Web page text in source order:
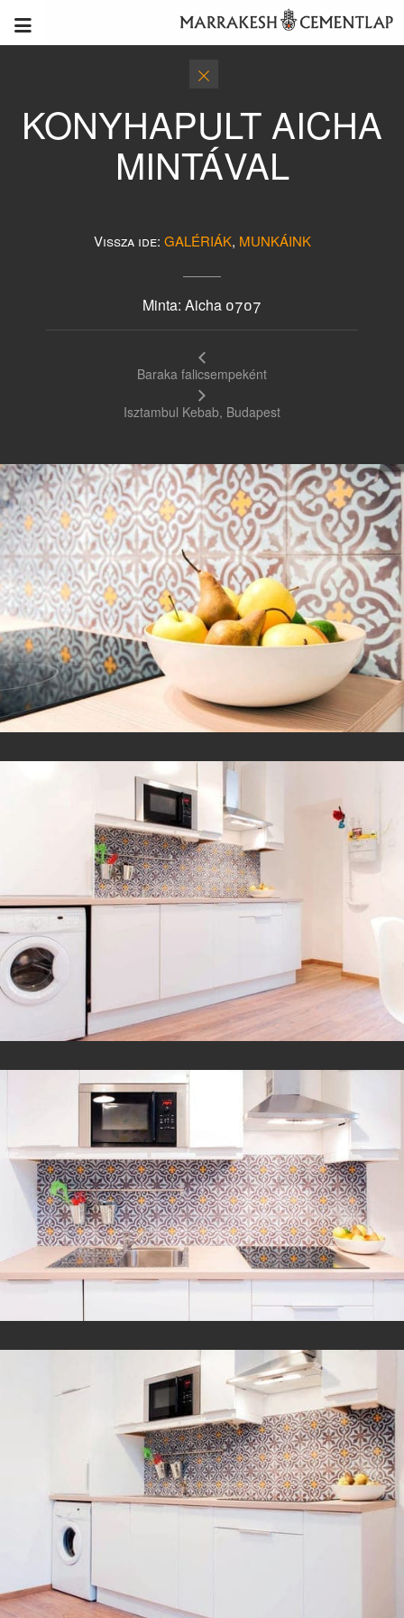
KONYHAPULT AICHA
MINTÁVAL
Vissza ide: GALÉRIÁK, MUNKÁINK
Minta: Aicha 0707
Baraka falicsempeként
Isztambul Kebab, Budapest